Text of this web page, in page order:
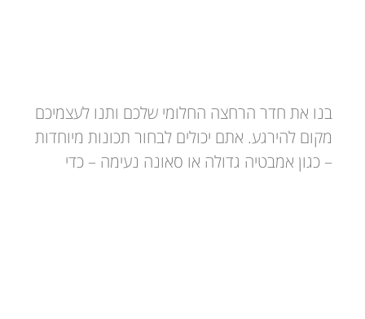
בנו את חדר הרחצה החלומי שלכם ותנו לעצמיכם
מקום להירגע. אתם יכולים לבחור תכונות מיוחדות
– כגון אמבטיה גדולה או סאונה נעימה – כדי